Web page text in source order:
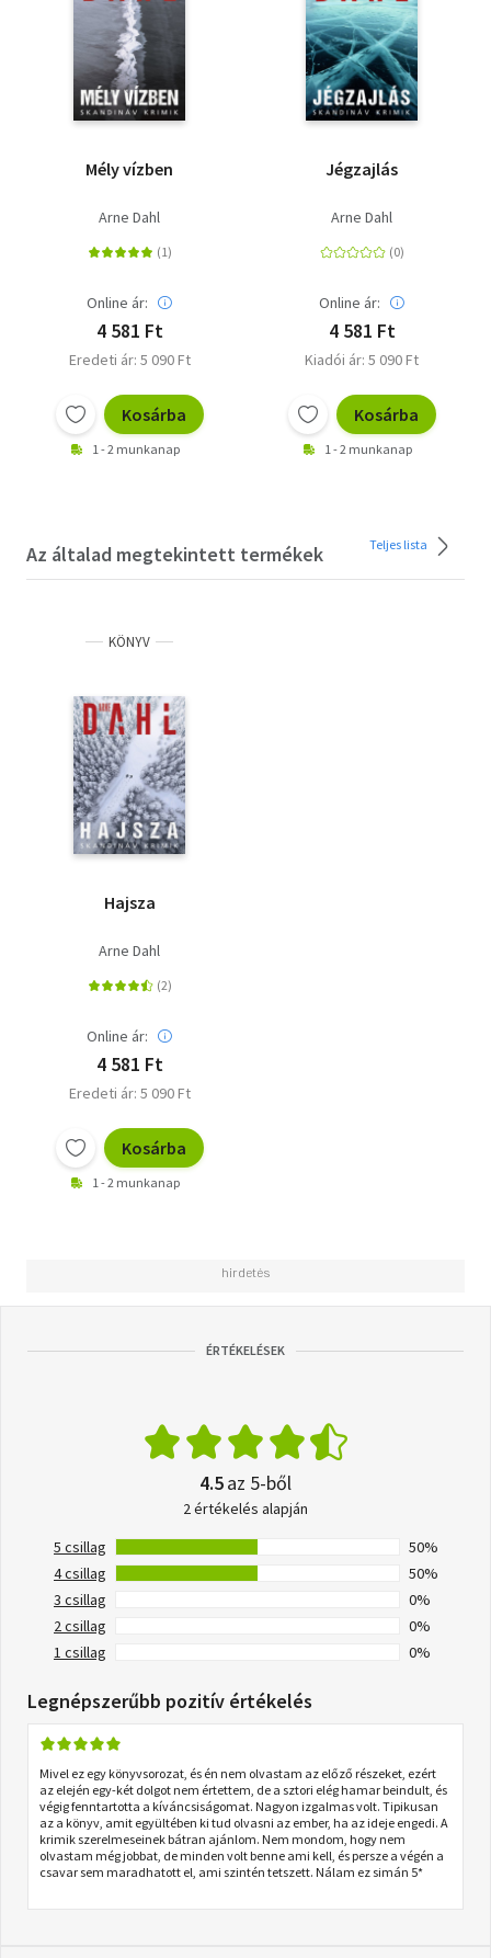
Mély vízben
Arne Dahl
Online ár:
4 581 Ft
Eredeti ár: 5 090 Ft
Kosárba
1 - 2 munkanap
Jégzajlás
Arne Dahl
Online ár:
4 581 Ft
Kiadói ár: 5 090 Ft
Kosárba
1 - 2 munkanap
Az általad megtekintett termékek Teljes lista
KÖNYV
Hajsza
Arne Dahl
Online ár:
4 581 Ft
Eredeti ár: 5 090 Ft
Kosárba
1 - 2 munkanap
ÉRTÉKELÉSEK
4.5az 5-ből
2 értékelés alapján
5 csillag
50%
4 csillag
50%
3 csillag
0%
2 csillag
0%
1 csillag
0%
Legnépszerűbb pozitív értékelés
Mivel ez egy könyvsorozat, és én nem olvastam az előző részeket, ezért
az elején egy-két dolgot nem értettem, de a sztori elég hamar beindult, és
végig fenntartotta a kíváncsiságomat. Nagyon izgalmas volt. Tipikusan
az a könyv, amit együltében ki tud olvasni az ember, ha az ideje engedi. A
krimik szerelmeseinek bátran ajánlom. Nem mondom, hogy nem
olvastam még jobbat, de minden volt benne ami kell, és persze a végén a
csavar sem maradhatott el, ami szintén tetszett. Nálam ez simán 5*